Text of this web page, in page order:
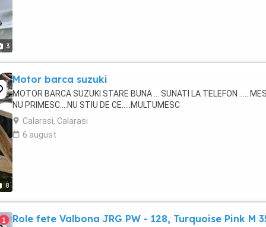
3
8
Motor barca suzuki
MOTOR BARCA SUZUKI STARE BUNA ... SUNATI LA TELEFON
NU PRIMESC....NU STIU DE CE.....MULTUMESC
Calarasi, Calarasi
6 august
1
Role fete Valbona JRG PW - 128, Turquoise Pink M